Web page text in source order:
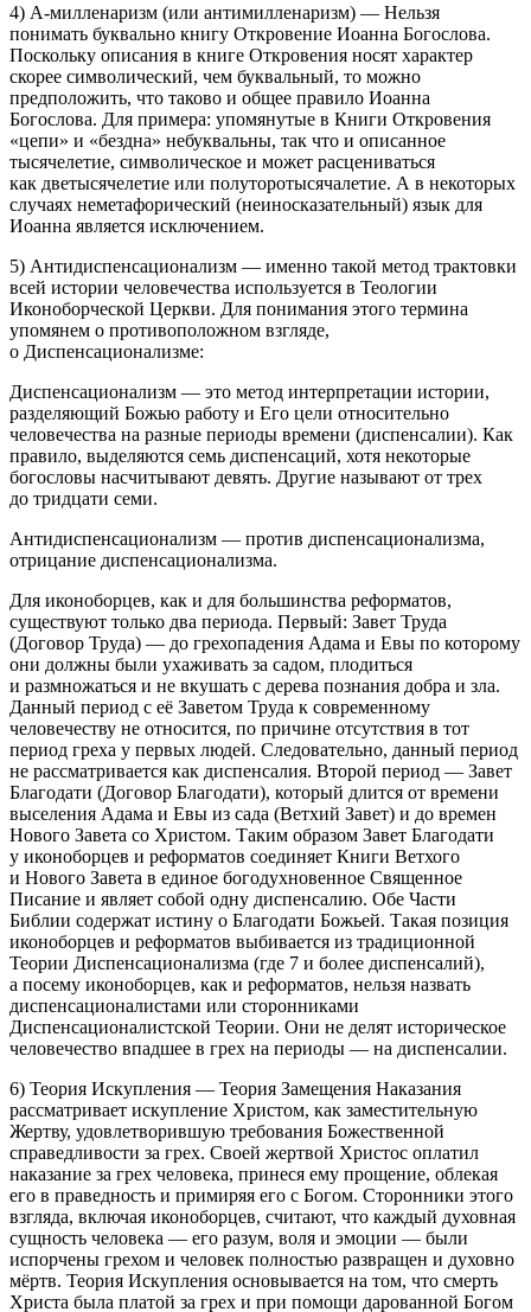
4) А-милленаризм (или антимилленаризм) — Нельзя
понимать буквально книгу Откровение Иоанна Богослова.
Поскольку описания в книге Откровения носят характер
скорее символический, чем буквальный, то можно
предположить, что таково и общее правило Иоанна
Богослова. Для примера: упомянутые в Книги Откровения
«цепи» и «бездна» небуквальны, так что и описанное
тысячелетие, символическое и может расцениваться
как дветысячелетие или полуторотысячалетие. А в некоторых
случаях неметафорический (неиносказательный) язык для
Иоанна является исключением.
5) Антидиспенсационализм — именно такой метод трактовки
всей истории человечества используется в Теологии
Иконоборческой Церкви. Для понимания этого термина
упомянем о противоположном взгляде,
о Диспенсационализме:
Диспенсационализм — это метод интерпретации истории,
разделяющий Божью работу и Его цели относительно
человечества на разные периоды времени (диспенсалии). Как
правило, выделяются семь диспенсаций, хотя некоторые
богословы насчитывают девять. Другие называют от трех
до тридцати семи.
Антидиспенсационализм — против диспенсационализма,
отрицание диспенсационализма.
Для иконоборцев, как и для большинства реформатов,
существуют только два периода. Первый: Завет Труда
(Договор Труда) — до грехопадения Адама и Евы по которому
они должны были ухаживать за садом, плодиться
и размножаться и не вкушать с дерева познания добра и зла.
Данный период с её Заветом Труда к современному
человечеству не относится, по причине отсутствия в тот
период греха у первых людей. Следовательно, данный период
не рассматривается как диспенсалия. Второй период — Завет
Благодати (Договор Благодати), который длится от времени
выселения Адама и Евы из сада (Ветхий Завет) и до времен
Нового Завета со Христом. Таким образом Завет Благодати
у иконоборцев и реформатов соединяет Книги Ветхого
и Нового Завета в единое богодухновенное Священное
Писание и являет собой одну диспенсалию. Обе Части
Библии содержат истину о Благодати Божьей. Такая позиция
иконоборцев и реформатов выбивается из традиционной
Теории Диспенсационализма (где 7 и более диспенсалий),
а посему иконоборцев, как и реформатов, нельзя назвать
диспенсационалистами или сторонниками
Диспенсационалистской Теории. Они не делят историческое
человечество впадшее в грех на периоды — на диспенсалии.
6) Теория Искупления — Теория Замещения Наказания
рассматривает искупление Христом, как заместительную
Жертву, удовлетворившую требования Божественной
справедливости за грех. Своей жертвой Христос оплатил
наказание за грех человека, принеся ему прощение, облекая
его в праведность и примиряя его с Богом. Сторонники этого
взгляда, включая иконоборцев, считают, что каждый духовная
сущность человека — его разум, воля и эмоции — были
испорчены грехом и человек полностью развращен и духовно
мёртв. Теория Искупления основывается на том, что смерть
Христа была платой за грех и при помощи дарованной Богом